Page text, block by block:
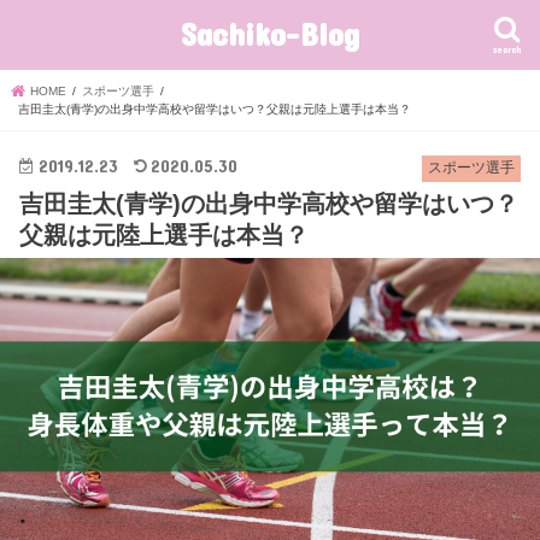
Sachiko-Blog search
HOME
スポーツ選手
吉田圭太(青学)の出身中学高校や留学はいつ？父親は元陸上選手は本当？
スポーツ選手
2019.12.23 2020.05.30
吉田圭太(青学)の出身中学高校や留学はいつ？
父親は元陸上選手は本当？